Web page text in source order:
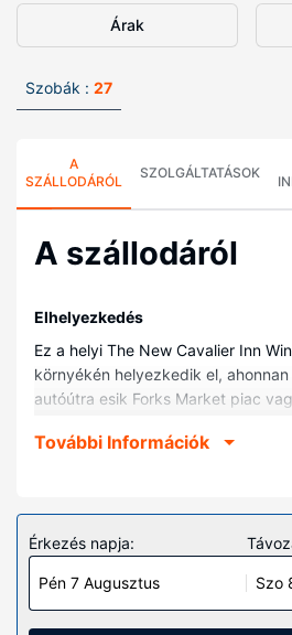
Árak
Szobák : 27
A
SZÁLLODÁRÓL
SZOLGÁLTATÁSOK
A szállodáról
Elhelyezkedés
Ez a helyi The New Cavalier Inn
környékén helyezkedik el,
autóútra esik Forks Market piac
Kongresszusi Központ, ill. 10,7 km-
Helyezze magát kényelembe a(z)
szoba egyikében, melyekben
síkképernyős televízió is található.
nélküli internet-hozzáférés és a
További Információk
Érkezés napja:
Pén 7 Augusztus Szo